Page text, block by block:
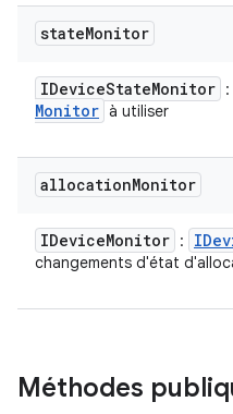
stateMonitor
IDeviceStateMonitor
Monitor à utiliser
allocationMonitor
IDeviceMonitor :
changements d'état
Méthodes